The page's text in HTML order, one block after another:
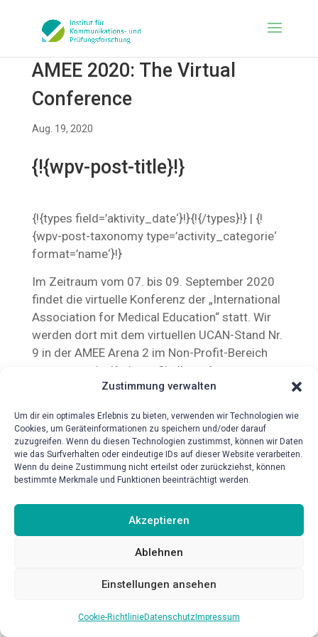
Zustimmung verwalten
Um dir ein optimales Erlebnis zu bieten, verwenden wir Technologien wie
Cookies, um Geräteinformationen zu speichern und/oder darauf
zuzugreifen. Wenn du diesen Technologien zustimmst, können wir Daten
wie das Surfverhalten oder eindeutige IDs auf dieser Website verarbeiten.
Wenn du deine Zustimmung nicht erteilst oder zurückziehst, können
bestimmte Merkmale und Funktionen beeinträchtigt werden.
Akzeptieren
Ablehnen
Einstellungen ansehen
Cookie-RichtlinieDatenschutz Impressum
AMEE 2020: The Virtual
Conference
Aug. 19, 2020
{!{wpv-post-title}!}
{!{types field=’aktivity_date‘}!}{!{/types}!} | {!
{wpv-post-taxonomy type=’activity_categorie‘
format=’name‘}!}
Im Zeitraum vom 07. bis 09. September 2020
findet die virtuelle Konferenz der „International
Association for Medical Education“ statt. Wir
werden dort mit dem virtuellen UCAN-Stand Nr.
9 in der AMEE Arena 2 im Non-Profit-Bereich
vertreten sein. Kreieren Sie Ihren Avatar,
besuchen Sie uns am Messestand und erfahren
Aufgabengebiete und Prüfungswerkzeuge des
gemeinnützigen UCAN-Prüfungsverbund-
einem der größten Zusammenschlüsse im
Bereich medizinischer Prüfungen. Wir freuen